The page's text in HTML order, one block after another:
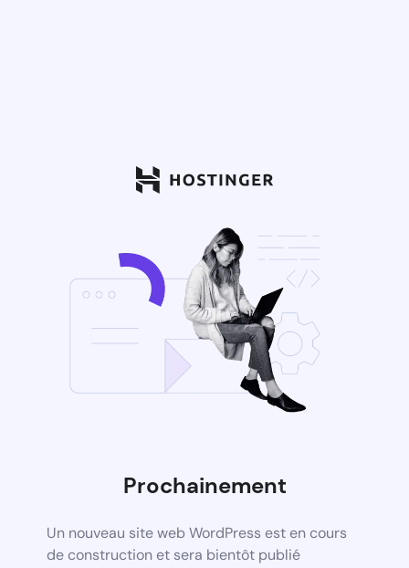
Prochainement
Un nouveau site web WordPress est en cours
de construction et sera bientôt publié